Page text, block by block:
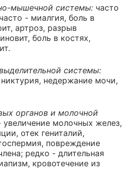
мышечной системы: часто
- миалгия, боль в
артроз, разрыв
боль в костях,
системы:
недержание мочи,
органов и молочной
увеличение молочных желез,
отек гениталий,
повреждение
редко - длительная
кровотечение из